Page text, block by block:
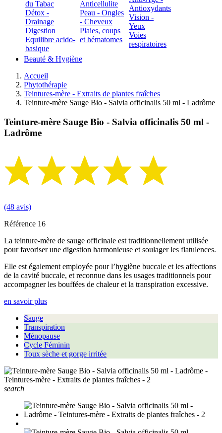
du Tabac
Détox -
Drainage
Digestion
Equilibre acido-
basique
Anticellulite
Peau - Ongles
- Cheveux
Plaies, coups
et hématomes
Antioxydants
Vision -
Yeux
Voies
respiratoires
Beauté & Hygiène
Accueil
Phytothérapie
Teintures-mère - Extraits de plantes fraîches
Teinture-mère Sauge Bio - Salvia officinalis 50 ml - Ladrôme
Teinture-mère Sauge Bio - Salvia officinalis 50 ml -
Ladrôme
(48 avis)
Référence 16
La teinture-mère de sauge officinale est traditionnellement utilisée
pour favoriser une digestion harmonieuse et soulager les flatulences.
Elle est également employée pour l’hygiène buccale et les affections
de la cavité buccale, et reconnue dans les usages traditionnels pour
accompagner les bouffées de chaleur et la transpiration excessive.
en savoir plus
Sauge
Transpiration
Ménopause
Cycle Féminin
Toux sèche et gorge irritée
search